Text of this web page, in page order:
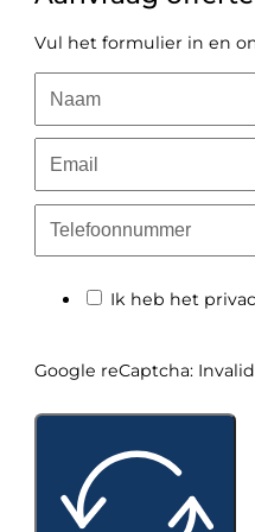
Vul het formulier in en
Ik heb het
Google reCaptcha: